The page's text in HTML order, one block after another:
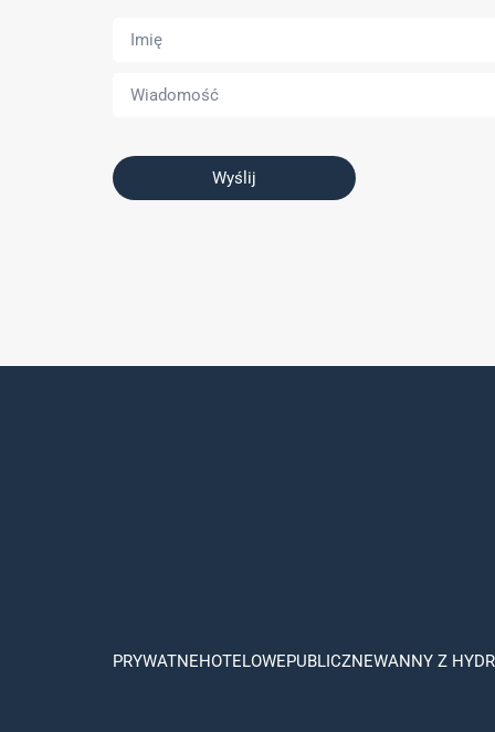
Wyślij
PRYWATNEHOTELOWEPUBLICZNEWANNY Z